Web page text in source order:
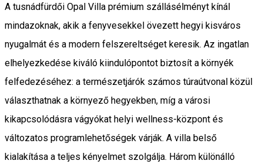
A tusnádfürdői Opal Villa prémium szállásélményt kínál
mindazoknak, akik a fenyvesekkel övezett hegyi kisváros
nyugalmát és a modern felszereltséget keresik. Az ingatlan
elhelyezkedése kiváló kiindulópontot biztosít a környék
felfedezéséhez: a természetjárók számos túraútvonal közül
választhatnak a környező hegyekben, míg a városi
kikapcsolódásra vágyókat helyi wellness-központ és
változatos programlehetőségek várják. A villa belső
kialakítása a teljes kényelmet szolgálja. Három különálló